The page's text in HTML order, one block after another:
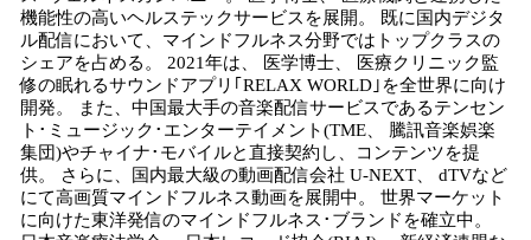
機能性の高いヘルステックサービスを展開。 既に国内デジタ
ル配信において、マインドフルネス分野ではトップクラスの
シェアを占める。 2021年は、 医学博士、 医療クリニック監
修の眠れるサウンドアプリ｢RELAX WORLD｣を全世界に向け
開発。 また、中国最大手の音楽配信サービスであるテンセン
ト･ミュージック･エンターテイメント(TME、 騰訊音楽娯楽
集団)やチャイナ･モバイルと直接契約し、コンテンツを提
供。 さらに、国内最大級の動画配信会社 U-NEXT、 dTVなど
にて高画質マインドフルネス動画を展開中。 世界マーケット
に向けた東洋発信のマインドフルネス･ブランドを確立中。